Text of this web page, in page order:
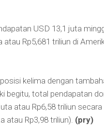
USD 13,1 juta
Rp5,681 triliun di
kelima dengan
begitu, total pendapatan
atau Rp6,58 triliun
atau Rp3,98 triliun). (pry)